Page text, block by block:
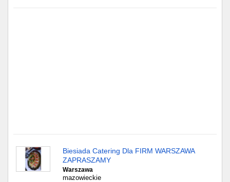
Biesiada Catering Dla FIRM WARSZAWA
ZAPRASZAMY
Warszawa
mazowieckie
Toruń